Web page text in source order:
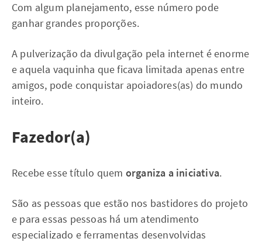
Com algum planejamento, esse número pode
ganhar grandes proporções.
A pulverização da divulgação pela internet é enorme
e aquela vaquinha que ficava limitada apenas entre
amigos, pode conquistar apoiadores(as) do mundo
inteiro.
Fazedor(a)
Recebe esse título quem organiza a iniciativa.
São as pessoas que estão nos bastidores do projeto
e para essas pessoas há um atendimento
especializado e ferramentas desenvolvidas